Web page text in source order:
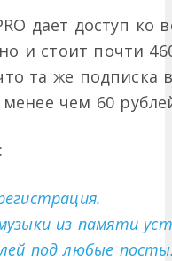
дает доступ
и стоит почти
та же
чем 60
из памяти
под любые